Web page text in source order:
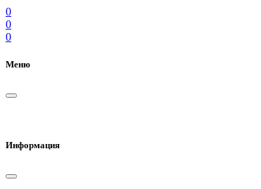
0
0
0
Меню
Информация